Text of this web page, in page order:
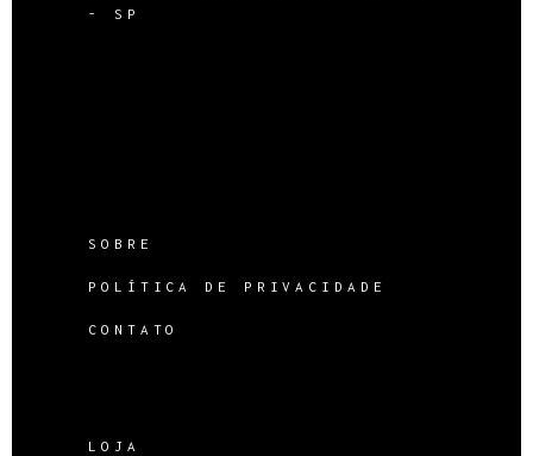
- SP
SOBRE
POLÍTICA DE PRIVACIDADE
CONTATO
LOJA